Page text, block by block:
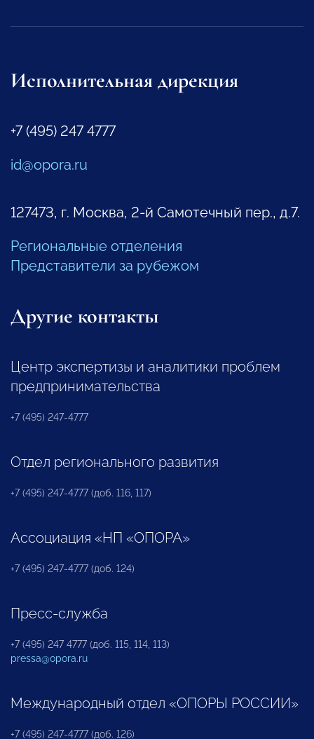
Исполнительная дирекция
+7 (495) 247 4777
id@opora.ru
127473, г. Москва, 2-й Самотечный пер., д.7.
Региональные отделения
Представители за рубежом
Другие контакты
Центр экспертизы и аналитики проблем
предпринимательства
+7 (495) 247-4777
Отдел регионального развития
+7 (495) 247-4777 (доб. 116, 117)
Ассоциация «НП «ОПОРА»
+7 (495) 247-4777 (доб. 124)
Пресс-служба
+7 (495) 247 4777 (доб. 115, 114, 113)
pressa@opora.ru
Международный отдел «ОПОРЫ РОССИИ»
+7 (495) 247-4777 (доб. 126)